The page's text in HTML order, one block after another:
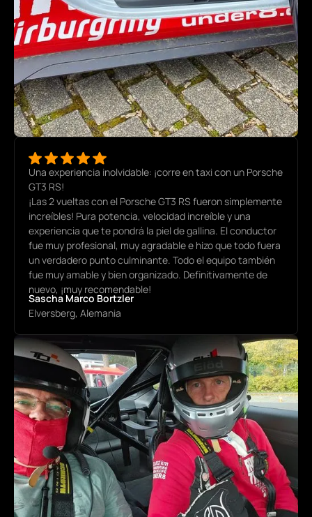
Una experiencia inolvidable: ¡corre en taxi con un Porsche
GT3 RS!
¡Las 2 vueltas con el Porsche GT3 RS fueron simplemente
increíbles! Pura potencia, velocidad increíble y una
experiencia que te pondrá la piel de gallina. El conductor
fue muy profesional, muy agradable e hizo que todo fuera
un verdadero punto culminante. Todo el equipo también
fue muy amable y bien organizado. Definitivamente de
nuevo, ¡muy recomendable!
Sascha Marco Bortzler
Elversberg, Alemania